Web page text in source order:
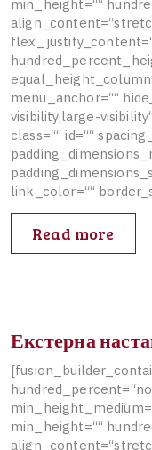
min height=““ hundre
align content=“stretc
flex justify_ content=
hundred percent hei
equal_ height column
menu anchor=““ hide
visibility,large-visibility
class=““ id=““ spacing
padding _dimensions
padding _dimensions s
link color=““ border_
Read more
Екстерна
[fusion builder_ contai
hundred percent=“no
min height medium=
min height=““ hundre
align content=“stretc